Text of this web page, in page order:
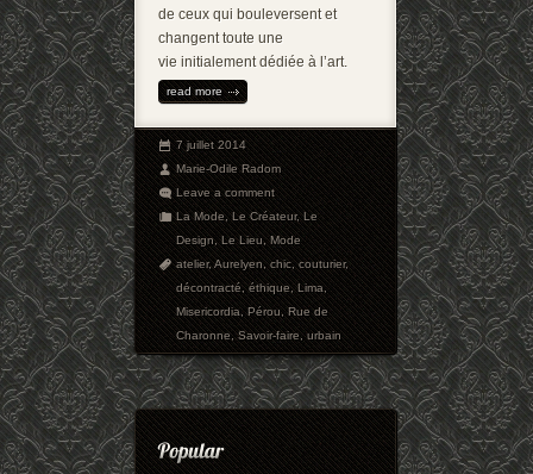
de ceux qui bouleversent et
changent toute une
vie initialement dédiée à l’art.
read more
7 juillet 2014
Marie-Odile Radom
Leave a comment
La Mode,Le Créateur,Le
Design,Le Lieu,Mode
atelier,Aurelyen,chic,couturier,
décontracté,éthique,Lima,
Misericordia,Pérou,Rue de
Charonne,Savoir-faire,urbain